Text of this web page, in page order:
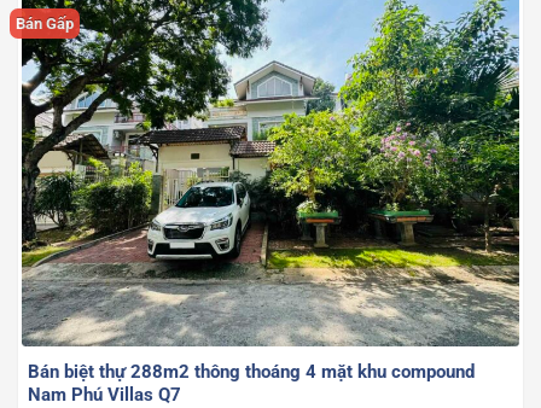
Bán Gấp
Bán biệt thự 288m2 thông thoáng 4 mặt khu compound
Nam Phú Villas Q7